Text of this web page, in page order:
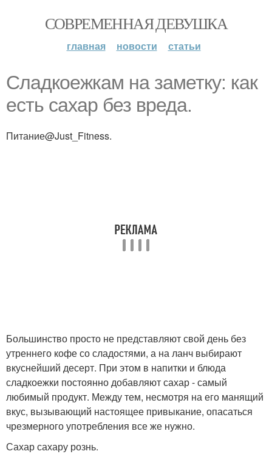
СОВРЕМЕННАЯ ДЕВУШКА
главная новости статьи
Сладкоежкам на заметку: как
есть сахар без вреда.
Питание@Just_Fitness.
Большинство просто не представляют свой день без
утреннего кофе со сладостями, а на ланч выбирают
вкуснейший десерт. При этом в напитки и блюда
сладкоежки постоянно добавляют сахар - самый
любимый продукт. Между тем, несмотря на его манящий
вкус, вызывающий настоящее привыкание, опасаться
чрезмерного употребления все же нужно.
Сахар сахару рознь.